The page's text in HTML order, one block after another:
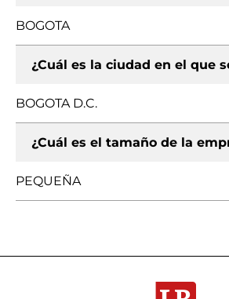
BOGOTA
¿Cuál es la ciudad en el que
BOGOTA D.C.
¿Cuál es el tamaño de la
PEQUEÑA